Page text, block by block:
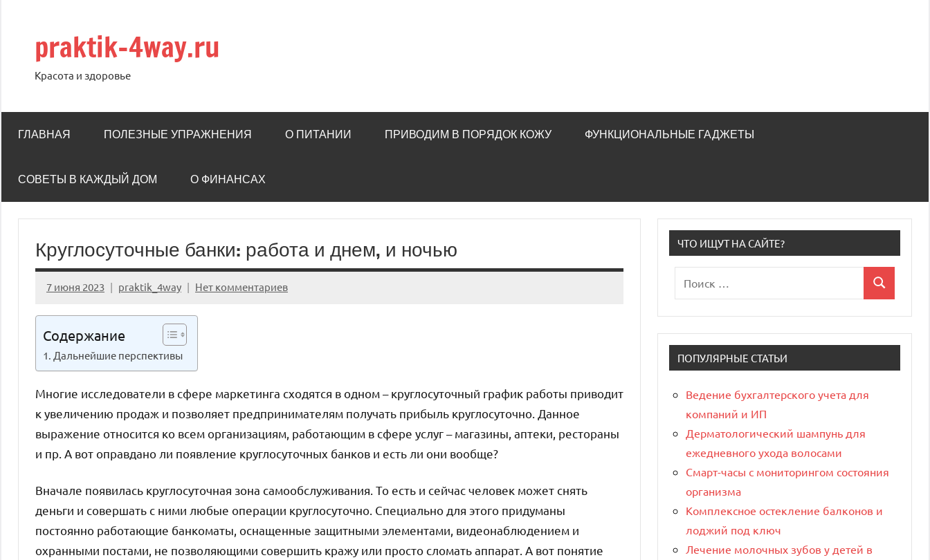
содержимому
praktik-4way.ru
Красота и здоровье
ГЛАВНАЯ ПОЛЕЗНЫЕ УПРАЖНЕНИЯ О ПИТАНИИ ПРИВОДИМ В ПОРЯДОК КОЖУ ФУНКЦИОНАЛЬНЫЕ ГАДЖЕТЫ
СОВЕТЫ В КАЖДЫЙ ДОМ О ФИНАНСАХ
Круглосуточные банки: работа и днем, и ночью
7 июня 2023 praktik_4way Нет комментариев
Содержание
Дальнейшие перспективы
Многие исследователи в сфере маркетинга сходятся в одном – круглосуточный график работы приводит
к увеличению продаж и позволяет предпринимателям получать прибыль круглосуточно. Данное
выражение относится ко всем организациям, работающим в сфере услуг – магазины, аптеки, рестораны
и пр. А вот оправдано ли появление круглосуточных банков и есть ли они вообще?
Вначале появилась круглосуточная зона самообслуживания. То есть и сейчас человек может снять
деньги и совершать с ними любые операции круглосуточно. Специально для этого придуманы
постоянно работающие банкоматы, оснащенные защитными элементами, видеонаблюдением и
охранными постами, не позволяющими совершить кражу или просто сломать аппарат. А вот понятие
ЧТО ИЩУТ НА САЙТЕ?
для:
Поиск
ПОПУЛЯРНЫЕ СТАТЬИ
Ведение бухгалтерского учета для
компаний и ИП
Дерматологический шампунь для
ежедневного ухода волосами
Смарт-часы с мониторингом состояния
организма
Комплексное остекление балконов и
лоджий под ключ
Лечение молочных зубов у детей в